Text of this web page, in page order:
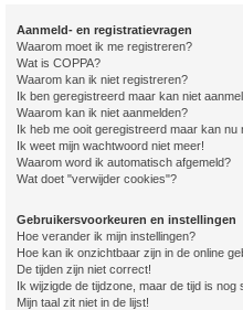
Aanmeld- en registratievragen
Waarom moet ik me registreren?
Wat is COPPA?
Waarom kan ik niet registreren?
Ik ben geregistreerd maar kan niet
Waarom kan ik niet aanmelden?
Ik heb me ooit geregistreerd maar kan nu
Ik weet mijn wachtwoord niet meer!
Waarom word ik automatisch afgemeld?
Wat doet "verwijder cookies"?
Gebruikersvoorkeuren en instellingen
Hoe verander ik mijn instellingen?
Hoe kan ik onzichtbaar zijn in de online
De tijden zijn niet correct!
Ik wijzigde de tijdzone, maar de tijd is nog
Mijn taal zit niet in de lijst!